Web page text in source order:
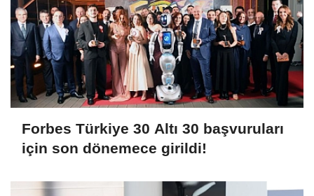
Forbes Türkiye 30 Altı 30 başvuruları
için son dönemece girildi!